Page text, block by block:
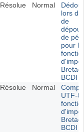
Résolue Normal
lors
de
de
pour
BCDI
Résolue Normal
UTF-8
BCDI